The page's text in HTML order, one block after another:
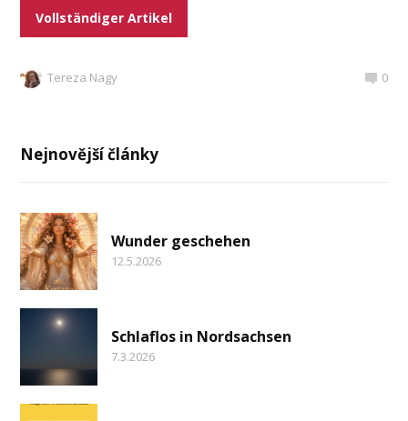
Vollständiger Artikel
Tereza Nagy 0
Nejnovější články
Wunder geschehen
12.5.2026
Schlaflos in Nordsachsen
7.3.2026